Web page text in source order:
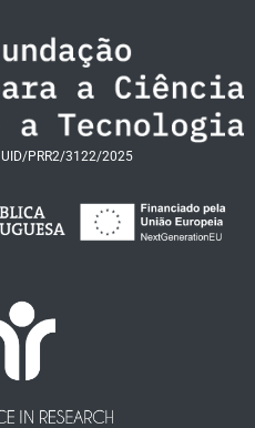
UID/PRR2/3122/2025